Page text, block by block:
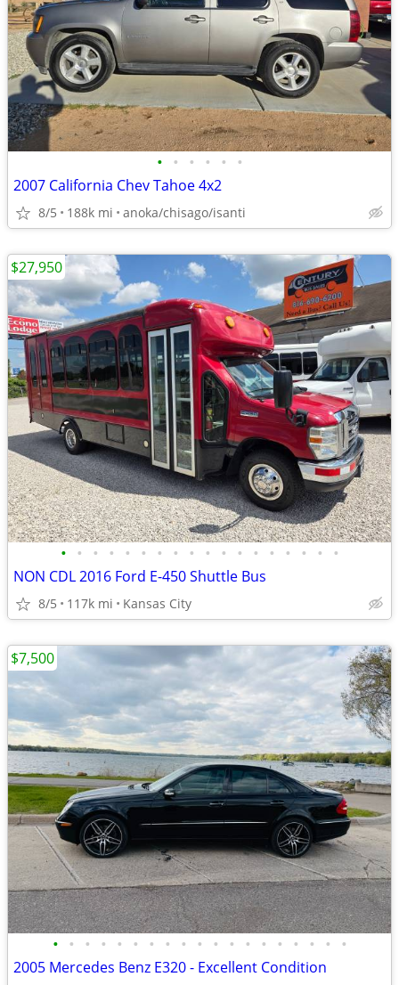
• • • • • •
2007 California Chev Tahoe 4x2
8/5 188k mi anoka/chisago/isanti
• • • • • • • • • • • • • • • • • •
NON CDL 2016 Ford E-450 Shuttle Bus
8/5 117k mi Kansas City
$27,950
• • • • • • • • • • • • • • • • • • •
2005 Mercedes Benz E320 - Excellent Condition
$7,500